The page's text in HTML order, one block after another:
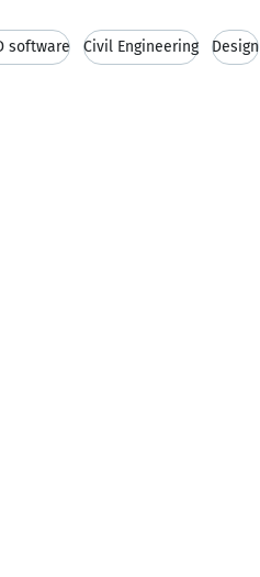
software Civil Engineering Design